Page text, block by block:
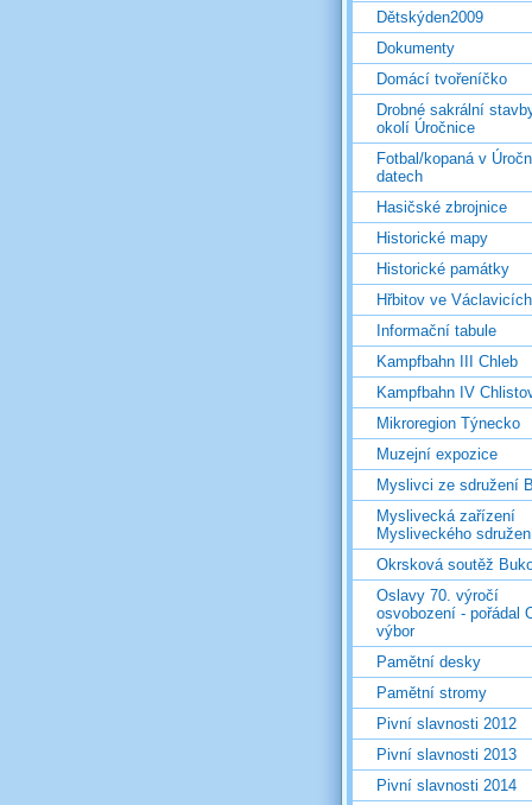
Dětskýden2009
Dokumenty
Domácí tvořeníčko
Drobné sakrální
okolí Úročnice
Fotbal/kopaná v
datech
Hasičské zbrojnice
Historické mapy
Historické památky
Hřbitov ve Václavicích
Informační tabule
Kampfbahn III Chleb
Kampfbahn IV
Mikroregion Týnecko
Muzejní expozice
Myslivci ze sdružení
Myslivecká zařízení
Mysliveckého
Okrsková soutěž
Oslavy 70. výročí
osvobození - pořádal
výbor
Pamětní desky
Pamětní stromy
Pivní slavnosti 2012
Pivní slavnosti 2013
Pivní slavnosti 2014